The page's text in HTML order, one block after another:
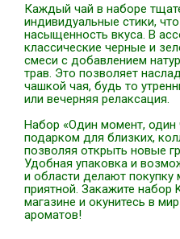
Каждый чай в наборе
индивидуальные стики,
насыщенность вкуса. В
классические черные и
смеси с добавлением
трав. Это позволяет
чашкой чая, будь то
или вечерняя релаксация.
Набор «Один момент, один
подарком для близких,
позволяя открыть новые
Удобная упаковка и
и области делают
приятной. Закажите набор
магазине и окунитесь в
ароматов!